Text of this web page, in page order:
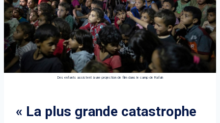
Des enfants assistent à une projection de film dans le camp de Rafah
« La plus grande catastrophe